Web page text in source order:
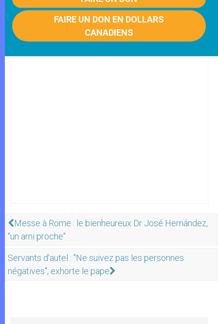
FAIRE UN DON EN DOLLARS
CANADIENS
Messe à Rome : le bienheureux Dr José Hernández,
"un ami proche"
Servants d'autel : "Ne suivez pas les personnes
négatives", exhorte le pape